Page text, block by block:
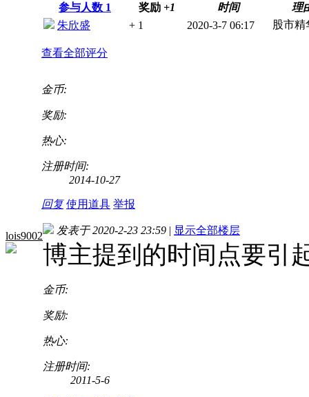
参与人数 1 奖励 +1 时间
理
朱欣盛
+ 1 2020-3-7 06:17 股市精
查看全部评分
金币:
奖励:
热心:
注册时间:
2014-10-27
回复 使用道具 举报
lois9002 发表于 2020-2-23 23:59 | 显示全部楼层
博主提到的时间点要引
金币:
奖励:
热心:
注册时间:
2011-5-6